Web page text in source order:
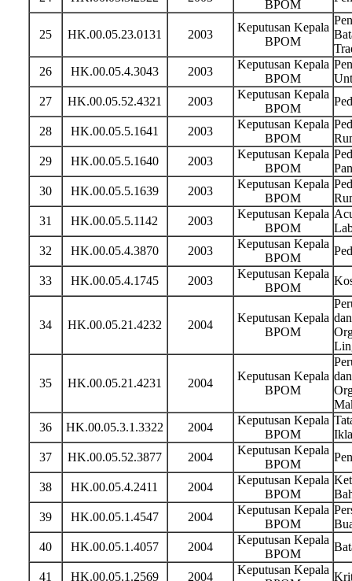
BPOM
25 HK.00.05.23.0131 2003
Keputusan Kepala
BPOM
26
HK.00.05.4.3043 2003
Keputusan Kepala
BPOM
27
HK.00.05.52.4321 2003
Keputusan Kepala
BPOM
28 HK.00.05.5.1641 2003
Keputusan Kepala
BPOM
29
HK.00.05.5.1640 2003
Keputusan Kepala
BPOM
30
HK.00.05.5.1639 2003
Keputusan Kepala
BPOM
31
HK.00.05.5.1142 2003
Keputusan Kepala
BPOM
32
HK.00.05.4.3870 2003
Keputusan Kepala
BPOM
33 HK.00.05.4.1745 2003
Keputusan Kepala
BPOM
34 HK.00.05.21.4232 2004
Keputusan Kepala
BPOM
35 HK.00.05.21.4231 2004
Keputusan Kepala
BPOM
36
HK.00.05.3.1.3322 2004
Keputusan Kepala
BPOM
37
HK.00.05.52.3877 2004
Keputusan Kepala
BPOM
38 HK.00.05.4.2411 2004
Keputusan Kepala
BPOM
39
HK.00.05.1.4547 2004
Keputusan Kepala
BPOM
40
HK.00.05.1.4057 2004
Keputusan Kepala
BPOM
41 HK.00.05.1.2569 2004
Keputusan Kepala